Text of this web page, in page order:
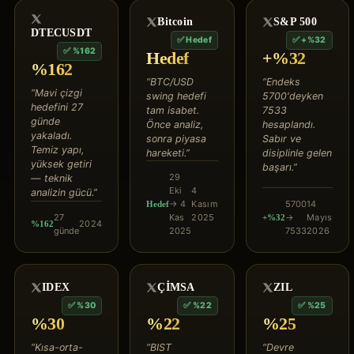
DTECUSDT
✅ %162
%162
“Mavi çizgi
hedefini 27
günde
yakaladı.
Temiz yapı,
yüksek getiri
— teknik
analizin gücü.”
%162
27
günde
2024
Bitcoin
✅Hedef
Hedef
“BTC/USD
swing hedefi
tam isabet.
Önce analiz,
sonra piyasa
hareketi.”
Hedef
29
Eki
→ 4
Kas
2025
4
Kasım
2025
S&P 500
✅+%32
+%32
“Endeks
5700'deyken
7533
hesaplandı.
Sabır ve
disiplinle gelen
başarı.”
+%32
5700
→
7533
14
Mayıs
2026
IDEX
✅%30
%30
“Kısa-orta-
ÇİMSA
✅ %22
%22
“BIST
ZIL
✅ %25
%25
“Devre